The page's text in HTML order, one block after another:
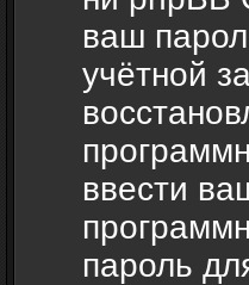
ваш
учётной
ввести
пароль